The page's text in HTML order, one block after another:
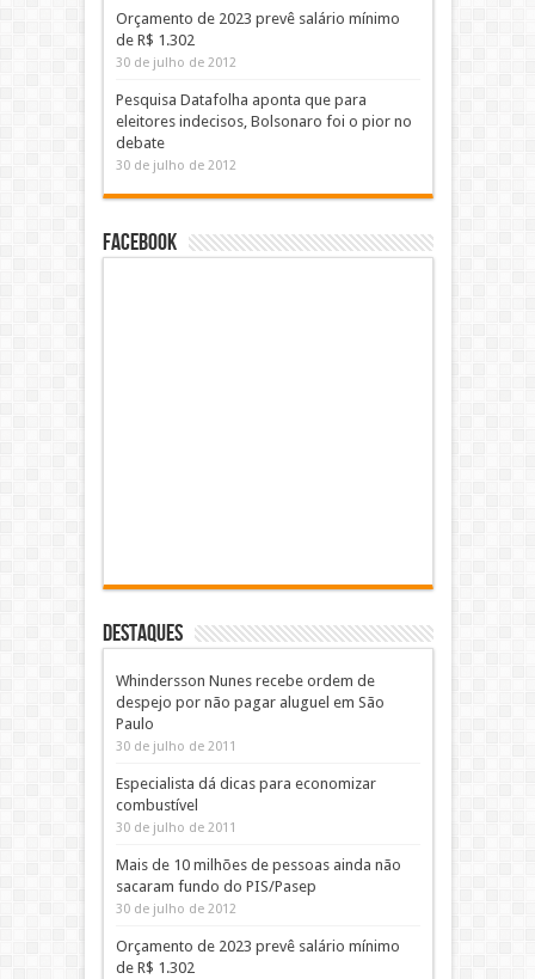
Orçamento de 2023 prevê salário mínimo
de R$ 1.302
30 de julho de 2012
Pesquisa Datafolha aponta que para
eleitores indecisos, Bolsonaro foi o pior no
debate
30 de julho de 2012
Facebook
DESTAQUES
Whindersson Nunes recebe ordem de
despejo por não pagar aluguel em São
Paulo
30 de julho de 2011
Especialista dá dicas para economizar
combustível
30 de julho de 2011
Mais de 10 milhões de pessoas ainda não
sacaram fundo do PIS/Pasep
30 de julho de 2012
Orçamento de 2023 prevê salário mínimo
de R$ 1.302